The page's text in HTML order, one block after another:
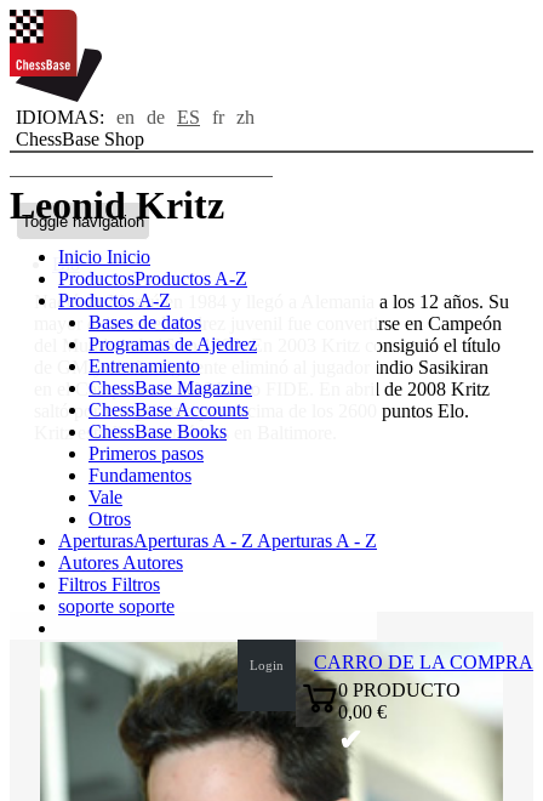
IDIOMAS: en de ES fr zh
ChessBase Shop
Toggle navigation
Inicio Inicio
ProductosProductos A-Z
Productos A-Z
Bases de datos
Programas de Ajedrez
Entrenamiento
ChessBase Magazine
ChessBase Accounts
ChessBase Books
Primeros pasos
Fundamentos
Vale
Otros
AperturasAperturas A - Z Aperturas A - Z
Autores Autores
Filtros Filtros
soporte soporte
Login
CARRO DE LA COMPRA
0 PRODUCTO
0,00 €
✔
Leonid Kritz
Bio
Nació en Moscú en 1984 y llegó a Alemania a los 12 años. Su
mayor éxito en el ajedrez juvenil fue convertirse en Campeón
del Mundo sub-16 en 1999. En 2003 Kritz consiguió el título
de GM y el año siguiente eliminó al jugador indio Sasikiran
en el Campeonato del Mundo FIDE. En abril de 2008 Kritz
saltó por vez primera por encima de los 2600 puntos Elo.
Kritz estudia matemáticas en Baltimore.